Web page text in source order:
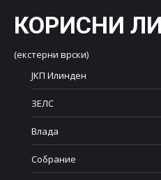
КОРИСНИ
(екстерни врски)
ЈКП Илинден
ЗЕЛС
Влада
Собрание